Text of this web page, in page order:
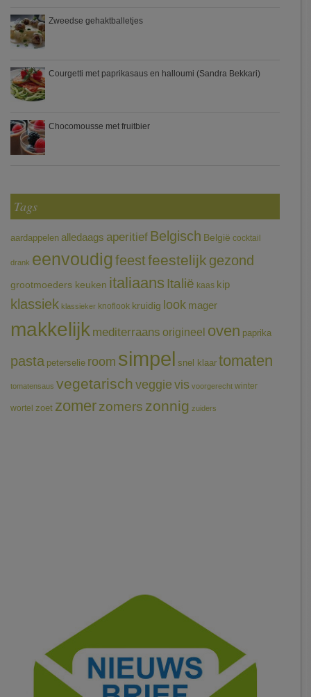
Zweedse gehaktballetjes
Courgetti met paprikasaus en halloumi (Sandra Bekkari)
Chocomousse met fruitbier
Tags
aardappelen alledaags aperitief Belgisch België cocktail
drank eenvoudigfeestfeestelijk gezond
grootmoeders keuken italiaans Italië kaas kip
klassiek klassieker knoflook kruidig look mager
makkelijk mediterraans origineel oven paprika
pasta peterselie room simpel snel klaar tomaten
tomatensaus vegetarischveggie vis voorgerecht winter
wortel zoet zomerzomers zonnig zuiders